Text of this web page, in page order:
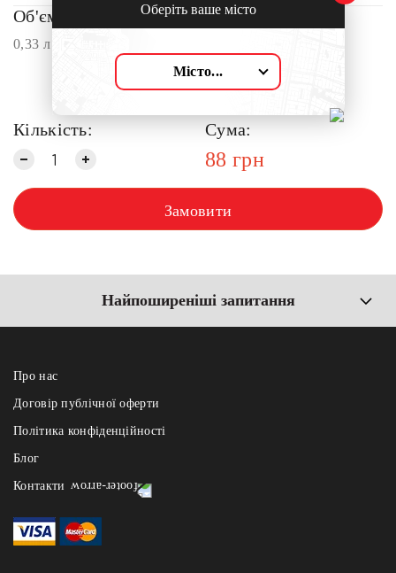
Об'єм:
0,33 л
Кількість: Сума:
88 грн
Замовити
Найпоширеніші запитання
Про нас
Договір публічної оферти
Політика конфіденційності
Блог
Контакти
+38 067 736 83 72
Оберіть ваше місто
Місто...